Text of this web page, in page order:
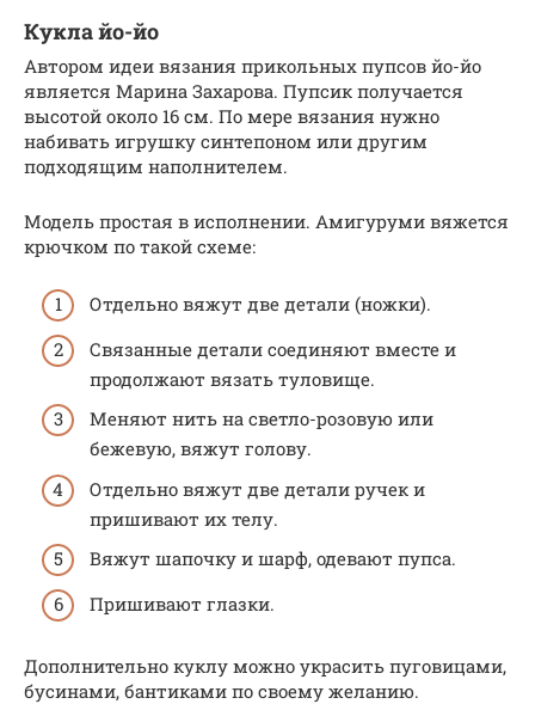
Кукла йо-йо
Автором идеи вязания прикольных пупсов йо-йо
является Марина Захарова. Пупсик получается
высотой около 16 см. По мере вязания нужно
набивать игрушку синтепоном или другим
подходящим наполнителем.
Модель простая в исполнении. Амигуруми вяжется
крючком по такой схеме:
Отдельно вяжут две детали (ножки).
Связанные детали соединяют вместе и
продолжают вязать туловище.
Меняют нить на светло-розовую или
бежевую, вяжут голову.
Отдельно вяжут две детали ручек и
пришивают их телу.
Вяжут шапочку и шарф, одевают пупса.
Пришивают глазки.
Дополнительно куклу можно украсить пуговицами,
бусинами, бантиками по своему желанию.